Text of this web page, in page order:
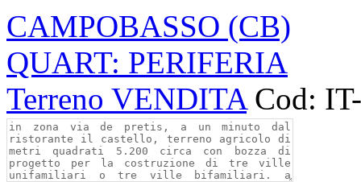
CAMPOBASSO (CB)
QUART: PERIFERIA
Terreno VENDITA Cod: